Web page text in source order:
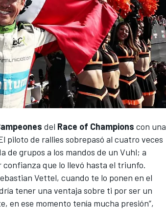
del Race of Champions con una
piloto de rallies sobrepasó al cuatro veces
de grupos a los mandos de un Vuhl; a
que lo llevó hasta el triunfo.
Vettel, cuando te lo ponen en el
tener una ventaja sobre ti por ser un
en ese momento tenía mucha presión”,